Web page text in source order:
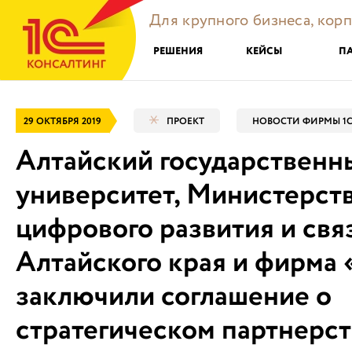
Для крупного бизнеса,
РЕШЕНИЯ КЕЙСЫ
29 ОКТЯБРЯ 2019 ПРОЕКТ НОВОСТИ ФИРМЫ 1С
Алтайский
университет,
цифрового развития и
Алтайского края и фирма
заключили соглашение о
стратегическом